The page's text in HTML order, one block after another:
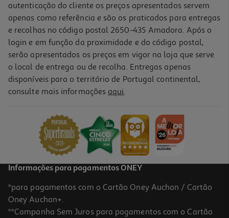
Champô Klorane Camomila 400ml
18,90 €
autenticação do cliente os preços apresentados servem
apenas como referência e são os praticados para entregas
e recolhas no código postal 2650-435 Amadora. Após o
login e em função da proximidade e do código postal,
serão apresentados os preços em vigor na loja que serve
o local de entrega ou de recolha. Entregas apenas
disponíveis para o território de Portugal continental,
consulte mais informações aqui.
Informações para pagamentos ONEY
*para pagamentos com o Cartão Oney Auchan / Cartão
Oney Auchan+.
**Campanha Sem Juros para pagamentos com o Cartão